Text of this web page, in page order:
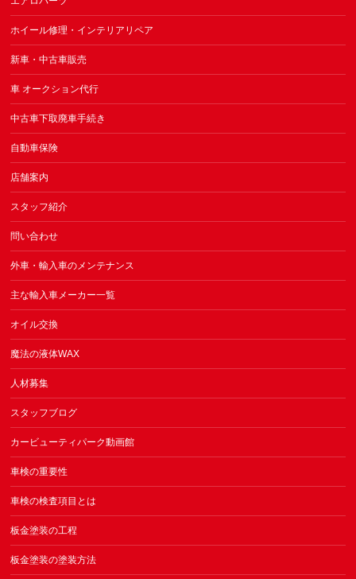
ホイール修理・インテリアリペア
新車・中古車販売
車 オークション代行
中古車下取廃車手続き
自動車保険
店舗案内
スタッフ紹介
問い合わせ
外車・輸入車のメンテナンス
主な輸入車メーカー一覧
オイル交換
魔法の液体WAX
人材募集
スタッフブログ
カービューティパーク動画館
車検の重要性
車検の検査項目とは
板金塗装の工程
板金塗装の塗装方法